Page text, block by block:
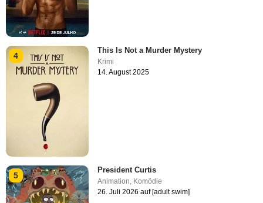
4
This Is Not a Murder Mystery
Krimi
14. August 2025
5
President Curtis
Animation Komödie
26. Juli 2026 auf [adult swim]